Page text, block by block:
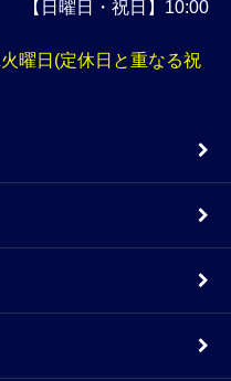
曜日・祝日】10:00
曜日(定休日と重なる祝